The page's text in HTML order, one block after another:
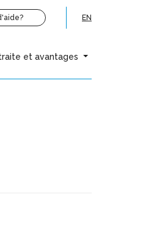
EN
et avantages